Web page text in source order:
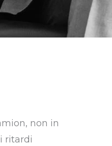
non in
ritardi